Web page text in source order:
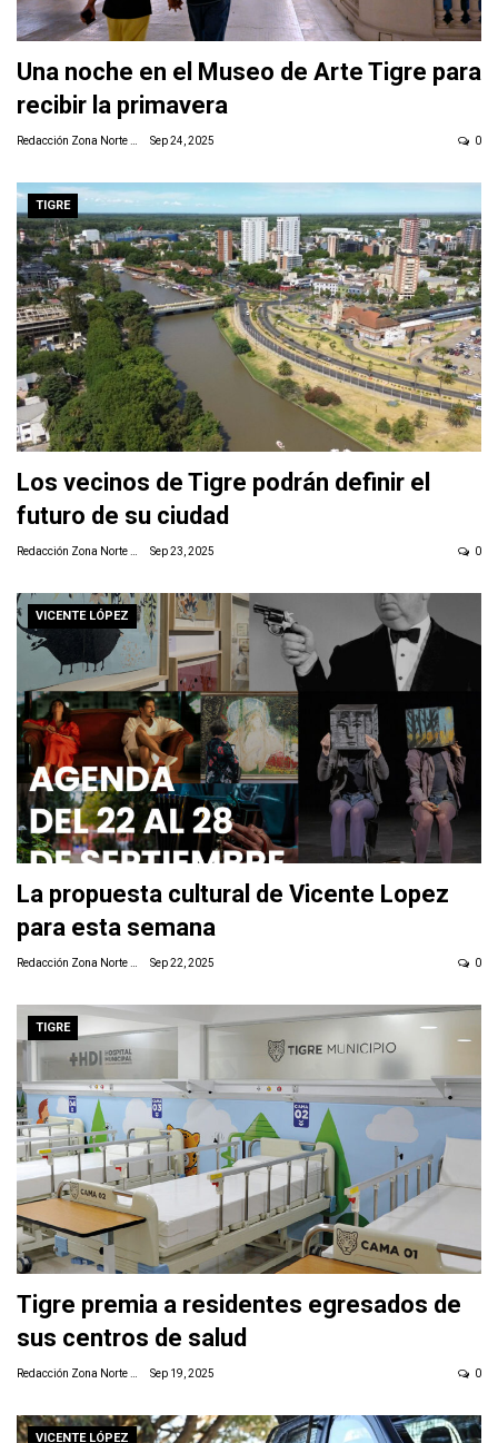
Una noche en el Museo de Arte Tigre para
recibir la primavera
Sep 24, 2025 0
TIGRE
Los vecinos de Tigre podrán definir el
futuro de su ciudad
Sep 23, 2025 0
VICENTE LÓPEZ
La propuesta cultural de Vicente Lopez
para esta semana
Sep 22, 2025 0
TIGRE
Tigre premia a residentes egresados de
sus centros de salud
Sep 19, 2025 0
VICENTE LÓPEZ